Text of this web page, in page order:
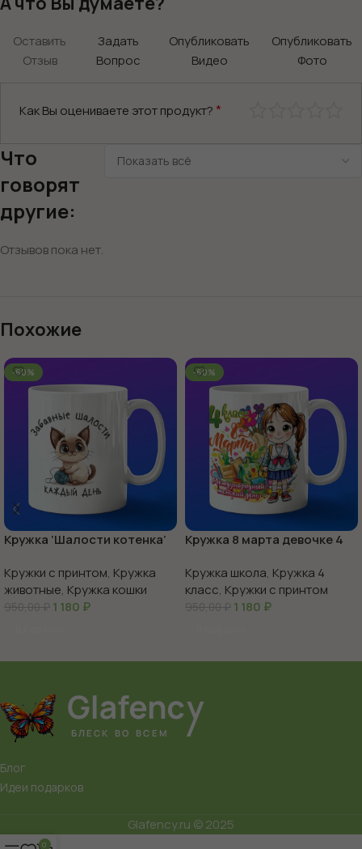
Оставить
Отзыв
Задать
Вопрос
Опубликовать
Видео
Опубликовать
Фото
Как Вы оцениваете этот продукт? *
Что
говорят
другие:
Отзывов пока нет.
Похожие
-60%
Кружка ‘Шалости котенка’
Кружки с принтом, Кружка
животные, Кружка кошки
950,00₽ 1 180 ₽
-60%
Кружка 8 марта девочке 4
Кружка школа, Кружка 4
класс, Кружки с принтом
950,00₽ 1 180 ₽
Блог
Идеи подарков
Glafency.ru © 2025
0